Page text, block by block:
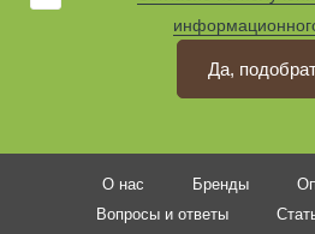
Да,
О нас Бренды
Вопросы и ответы